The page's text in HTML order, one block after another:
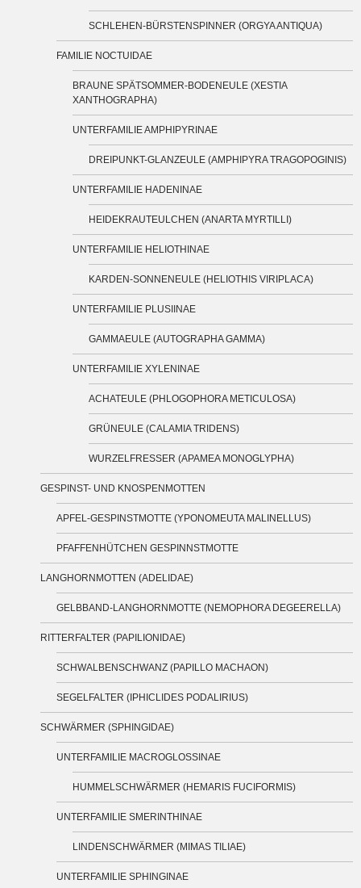
SCHLEHEN-BÜRSTENSPINNER (ORGYA ANTIQUA)
FAMILIE NOCTUIDAE
BRAUNE SPÄTSOMMER-BODENEULE (XESTIA
XANTHOGRAPHA)
UNTERFAMILIE AMPHIPYRINAE
DREIPUNKT-GLANZEULE (AMPHIPYRA TRAGOPOGINIS)
UNTERFAMILIE HADENINAE
HEIDEKRAUTEULCHEN (ANARTA MYRTILLI)
UNTERFAMILIE HELIOTHINAE
KARDEN-SONNENEULE (HELIOTHIS VIRIPLACA)
UNTERFAMILIE PLUSIINAE
GAMMAEULE (AUTOGRAPHA GAMMA)
UNTERFAMILIE XYLENINAE
ACHATEULE (PHLOGOPHORA METICULOSA)
GRÜNEULE (CALAMIA TRIDENS)
WURZELFRESSER (APAMEA MONOGLYPHA)
GESPINST- UND KNOSPENMOTTEN
APFEL-GESPINSTMOTTE (YPONOMEUTA MALINELLUS)
PFAFFENHÜTCHEN GESPINNSTMOTTE
LANGHORNMOTTEN (ADELIDAE)
GELBBAND-LANGHORNMOTTE (NEMOPHORA DEGEERELLA)
RITTERFALTER (PAPILIONIDAE)
SCHWALBENSCHWANZ (PAPILLO MACHAON)
SEGELFALTER (IPHICLIDES PODALIRIUS)
SCHWÄRMER (SPHINGIDAE)
UNTERFAMILIE MACROGLOSSINAE
HUMMELSCHWÄRMER (HEMARIS FUCIFORMIS)
UNTERFAMILIE SMERINTHINAE
LINDENSCHWÄRMER (MIMAS TILIAE)
UNTERFAMILIE SPHINGINAE